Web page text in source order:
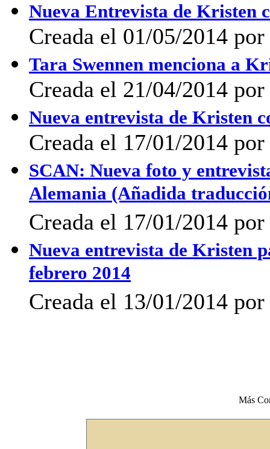
Nueva Entrevista de Kristen
Creada el 01/05/2014
Tara Swennen menciona a
Creada el 21/04/2014
Nueva entrevista de Kristen
Creada el 17/01/2014
SCAN: Nueva foto y
Alemania (Añadida
Creada el 17/01/2014
Nueva entrevista de Kristen
febrero 2014
Creada el 13/01/2014
Más